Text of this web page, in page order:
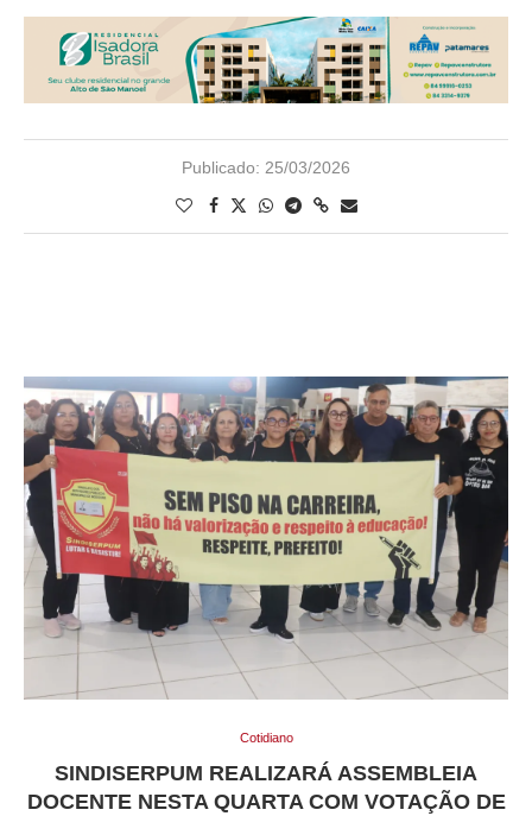
Publicado: 25/03/2026
Cotidiano
SINDISERPUM REALIZARÁ ASSEMBLEIA
DOCENTE NESTA QUARTA COM VOTAÇÃO DE